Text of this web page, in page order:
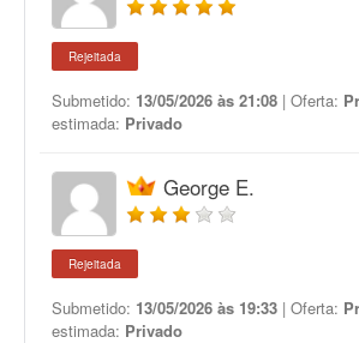
Rejeitada
Submetido: 13/05/2026 às 21:08 | Oferta:
estimada: Privado
George E.
Rejeitada
Submetido: 13/05/2026 às 19:33 | Oferta:
estimada: Privado